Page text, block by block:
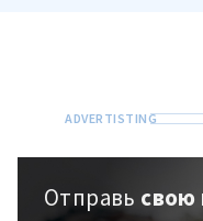
Отправь свою